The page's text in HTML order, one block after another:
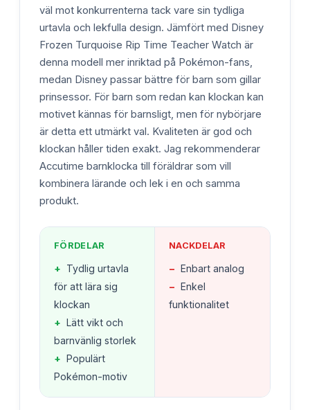
väl mot konkurrenterna tack vare sin tydliga
urtavla och lekfulla design. Jämfört med Disney
Frozen Turquoise Rip Time Teacher Watch är
denna modell mer inriktad på Pokémon-fans,
medan Disney passar bättre för barn som gillar
prinsessor. För barn som redan kan klockan kan
motivet kännas för barnsligt, men för nybörjare
är detta ett utmärkt val. Kvaliteten är god och
klockan håller tiden exakt. Jag rekommenderar
Accutime barnklocka till föräldrar som vill
kombinera lärande och lek i en och samma
produkt.
FÖRDELAR
+ Tydlig urtavla
för att lära sig
klockan
+ Lätt vikt och
barnvänlig storlek
+ Populärt
Pokémon-motiv
NACKDELAR
− Enbart analog
− Enkel
funktionalitet